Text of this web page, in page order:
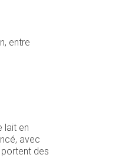
entre
lait en
avec
des